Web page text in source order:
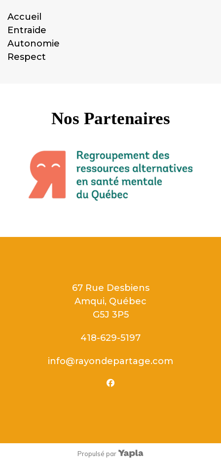
Accueil
Entraide
Autonomie
Respect
Nos Partenaires
67 Rue Desbiens
Amqui, Québec
G5J 3P5
418-629-5197
info@rayondepartage.com
facebook
Propulsé par